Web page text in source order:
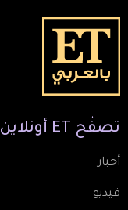
تصفّح ET أونلاين
أخبار
فيديو